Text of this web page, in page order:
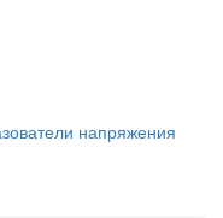
напряжения